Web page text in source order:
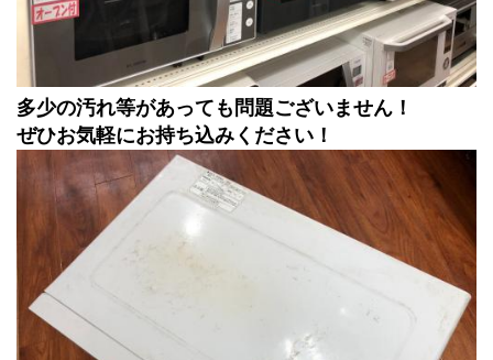
多少の汚れ等があっても問題ございません！
ぜひお気軽にお持ち込みください！